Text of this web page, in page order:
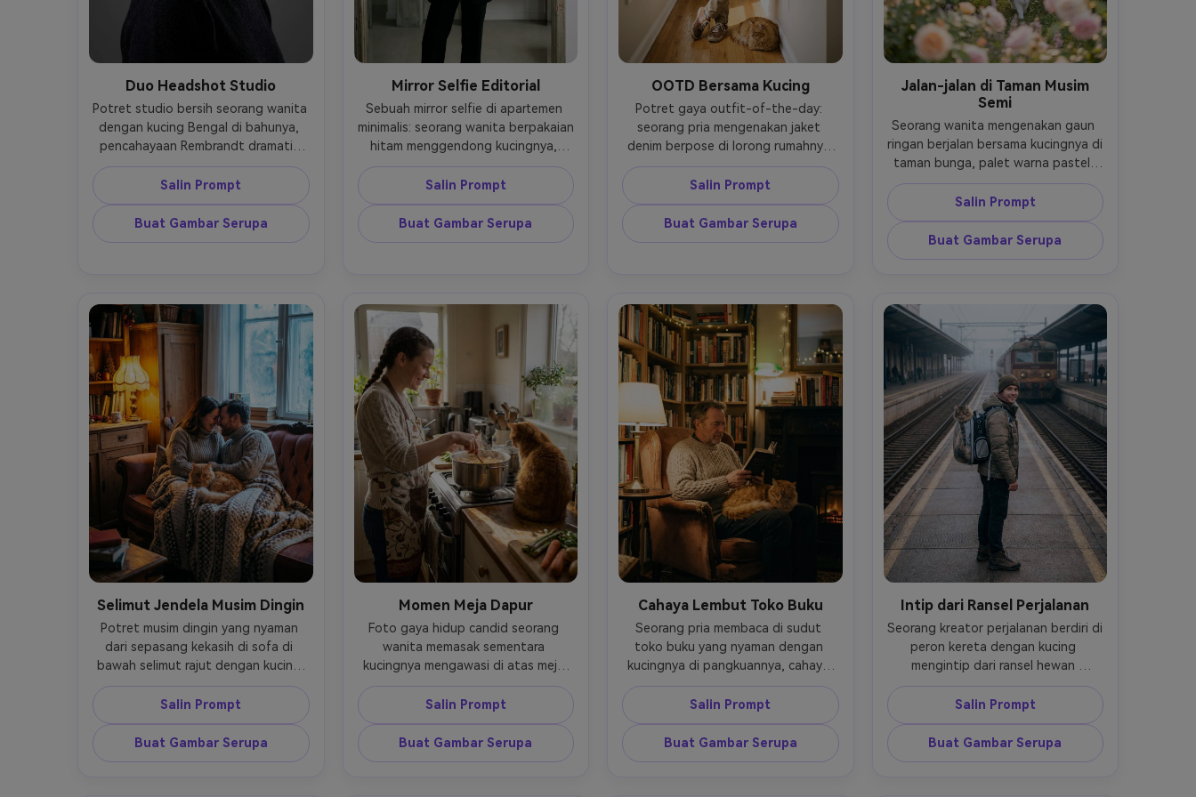
Duo Headshot Studio
Potret studio bersih seorang wanita
dengan kucing Bengal di bahunya,
pencahayaan Rembrandt dramatis
dengan softbox key dan rim light
halus, Nikon Z8 85mm, f/4, ISO 100,
framing kepala dan bahu ketat, latar
belakang abu-abu mulus, suasana
halus kelas atas --ar 4:5
Salin Prompt
Buat Gambar Serupa
Mirror Selfie Editorial
Sebuah mirror selfie di apartemen
minimalis: seorang wanita berpakaian
hitam menggendong kucingnya,
tampilan flash-on dengan highlight
terkontrol, Canon EOS R6 35mm,
f/2.2, ISO 500, komposisi vertikal
dengan tepi cermin, sedikit grain,
suasana editorial trendy --ar 4:5
Salin Prompt
Buat Gambar Serupa
OOTD Bersama Kucing
Potret gaya outfit-of-the-day:
seorang pria mengenakan jaket
denim berpose di lorong rumahnya
sementara kucingnya duduk di dekat
sneakers-nya, cahaya jendela alami
yang terang, Fujifilm X-T5 33mm, f/2,
ISO 250, framing vertikal seluruh
tubuh, latar belakang bersih,
Salin Prompt
Buat Gambar Serupa
Jalan-jalan di Taman Musim
Semi
Seorang wanita mengenakan gaun
ringan berjalan bersama kucingnya di
taman bunga, palet warna pastel,
cahaya sore keemasan yang lembut,
Canon EOS R5 50mm, f/1.8, ISO 100,
subjek terpusat dengan bunga di
latar depan, bokeh dreamy, suasana
romantis yang lembut --ar 4:5
Salin Prompt
Buat Gambar Serupa
Selimut Jendela Musim Dingin
Potret musim dingin yang nyaman
dari sepasang kekasih di sofa di
bawah selimut rajut dengan kucing
mereka di antara mereka, cahaya
lampu tungsten hangat ditambah
cahaya jendela dingin, Sony A7R V
50mm, f/2.8, ISO 800, medium shot,
komposisi seimbang, suasana intim
Salin Prompt
Buat Gambar Serupa
Momen Meja Dapur
Foto gaya hidup candid seorang
wanita memasak sementara
kucingnya mengawasi di atas meja
dapur, cahaya jendela pagi yang
terang, Canon EOS R7 35mm, f/2.5,
ISO 320, framing dokumenter, warna
alami, tekstur bulu tajam, suasana
rumahan yang ceria --ar 4:5
Salin Prompt
Buat Gambar Serupa
Cahaya Lembut Toko Buku
Seorang pria membaca di sudut
toko buku yang nyaman dengan
kucingnya di pangkuannya, cahaya
ambien lembut dan praktis yang
hangat, Nikon Z6II 50mm, f/1.8, ISO
1000, depth of field dangkal, crop
potret vertikal, suasana nyaman
sinematik --ar 4:5
Salin Prompt
Buat Gambar Serupa
Intip dari Ransel Perjalanan
Seorang kreator perjalanan berdiri di
peron kereta dengan kucing
mengintip dari ransel hewan
peliharaan transparan, cahaya pagi
yang sejuk, Sony A7IV 35mm, f/2.0,
ISO 400, foto vertikal seluruh tubuh,
garis terdepan yang kuat, suasana
penuh petualangan dan energik --ar
Salin Prompt
Buat Gambar Serupa